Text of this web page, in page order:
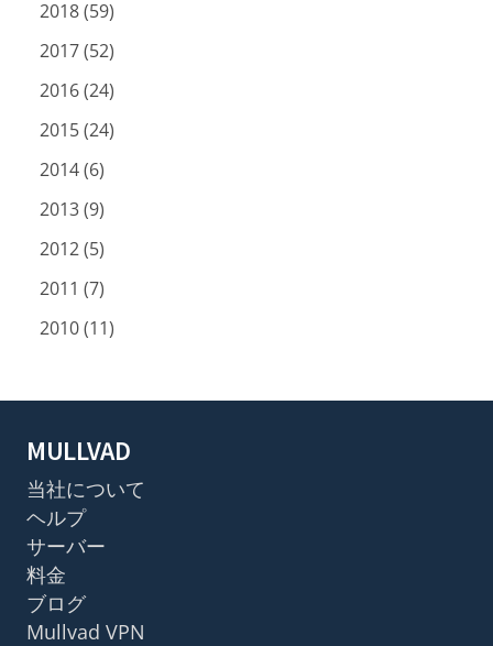
2018 (59)
2017 (52)
2016 (24)
2015 (24)
2014 (6)
2013 (9)
2012 (5)
2011 (7)
2010 (11)
MULLVAD
当社について
ヘルプ
サーバー
料金
ブログ
Mullvad VPN